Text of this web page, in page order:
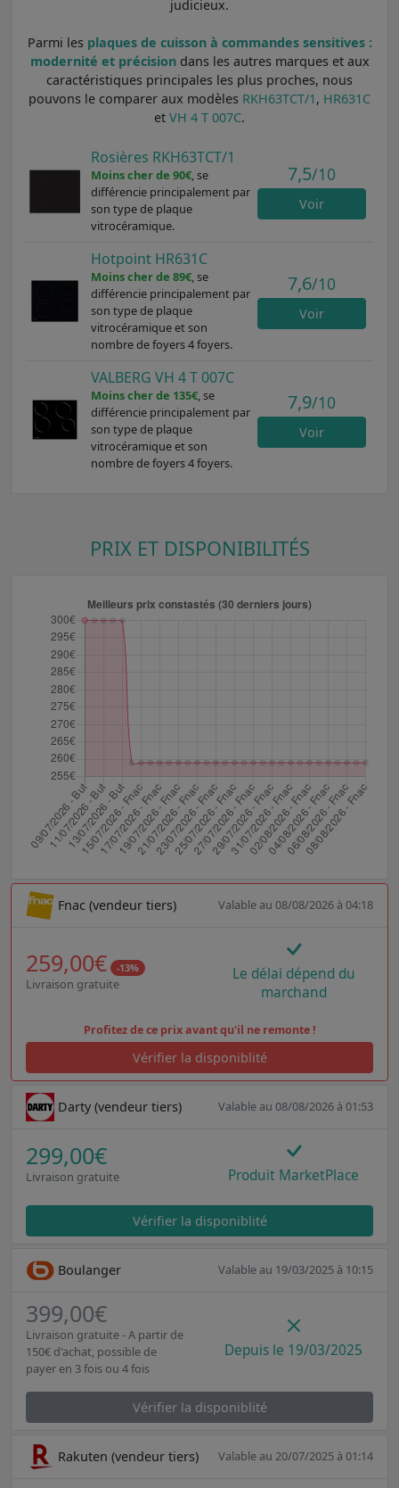
judicieux.
Parmi les plaques de cuisson à commandes sensitives :
modernité et précisiondans les autres marques et aux
caractéristiques principales les plus proches, nous
pouvons le comparer aux modèles RKH63TCT/1 , HR631C
et VH 4 T 007C.
Rosières RKH63TCT/1
Moins cher de 90€, se
différencie principalement par
son type de plaque
vitrocéramique.
7,5/10
Voir
Hotpoint HR631C
Moins cher de 89€, se
différencie principalement par
son type de plaque
vitrocéramique et son
nombre de foyers 4 foyers.
7,6/10
Voir
VALBERG VH 4 T 007C
Moins cher de 135€, se
différencie principalement par
son type de plaque
vitrocéramique et son
nombre de foyers 4 foyers.
7,9/10
Voir
PRIX ET DISPONIBILITÉS
Fnac (vendeur tiers) Valable au 08/08/2026 à 04:18
259,00€ -13%
Livraison gratuite
Le délai dépend du
marchand
Profitez de ce prix avant qu'il ne remonte !
Vérifier la disponiblité
Darty (vendeur tiers) Valable au 08/08/2026 à 01:53
299,00€
Livraison gratuite Produit MarketPlace
Vérifier la disponiblité
Boulanger Valable au 19/03/2025 à 10:15
399,00€
Livraison gratuite - A partir de
150€ d'achat, possible de
payer en 3 fois ou 4 fois
Depuis le 19/03/2025
Vérifier la disponiblité
Rakuten (vendeur tiers) Valable au 20/07/2025 à 01:14